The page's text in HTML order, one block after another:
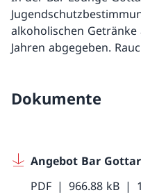
alkoholischen
Jahren abgegeben.
Dokumente
Angebot Bar
PDF
966.88 kB